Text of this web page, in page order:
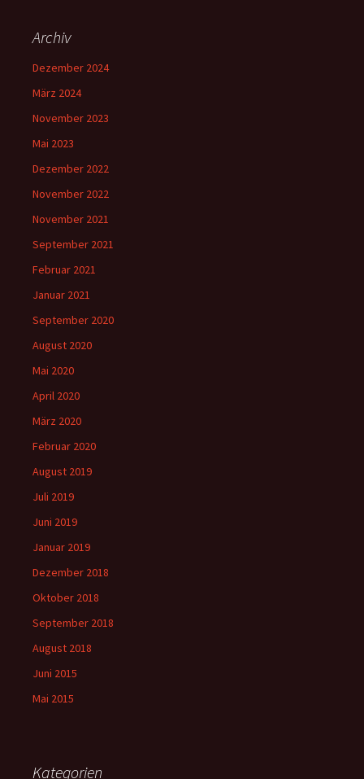
Archiv
Dezember 2024
März 2024
November 2023
Mai 2023
Dezember 2022
November 2022
November 2021
September 2021
Februar 2021
Januar 2021
September 2020
August 2020
Mai 2020
April 2020
März 2020
Februar 2020
August 2019
Juli 2019
Juni 2019
Januar 2019
Dezember 2018
Oktober 2018
September 2018
August 2018
Juni 2015
Mai 2015
Kategorien